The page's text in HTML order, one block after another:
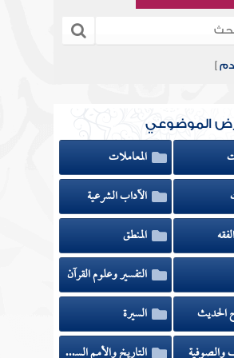
]
الموضوعي
المعاملات
الآداب الشرعية
المنطق
التفسير وعلوم القرآن
السيرة
والصوفية
التاريخ والأمم السابقة